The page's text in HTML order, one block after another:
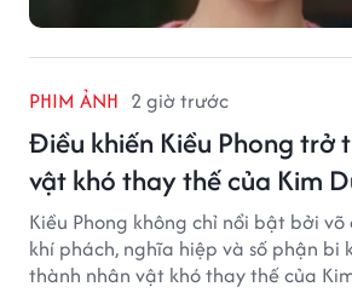
PHIM ẢNH 2 giờ trước
Điều khiến Kiều Phong trở
vật khó thay thế của Kim
Kiều Phong không chỉ nổi bật bởi
khí phách, nghĩa hiệp và số phận bi
thành nhân vật khó thay thế của